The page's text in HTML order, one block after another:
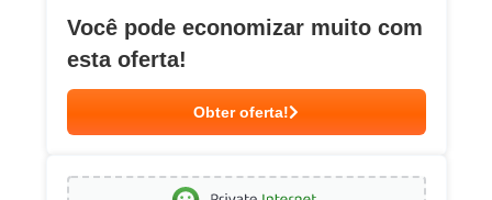
Você pode economizar muito com
esta oferta!
Obter oferta!